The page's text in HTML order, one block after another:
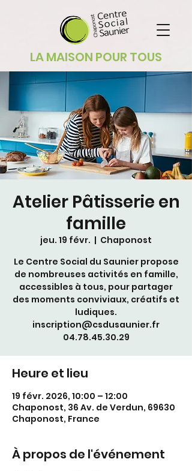
LA MAISON POUR TOUS
Atelier Pâtisserie en
famille
jeu. 19 févr.
  |
Chaponost
Le Centre Social du Saunier propose
de nombreuses activités en famille,
accessibles à tous, pour partager
des moments conviviaux, créatifs et
ludiques.
inscription@csdusaunier.fr
04.78.45.30.29
Heure et lieu
19 févr. 2026, 10:00 – 12:00
Chaponost, 36 Av. de Verdun, 69630
Chaponost, France
À propos de l'événement